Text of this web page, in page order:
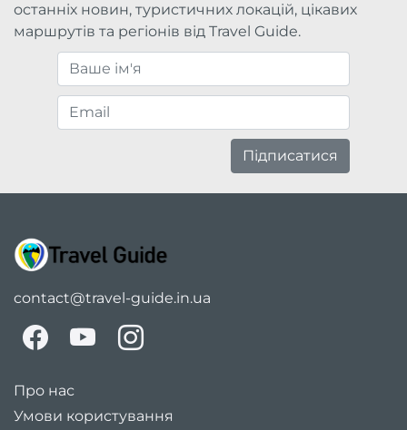
останніх новин, туристичних локацій, цікавих
маршрутів та регіонів від Travel Guide.
Підписатися
contact@travel-guide.in.ua
Про нас
Умови користування